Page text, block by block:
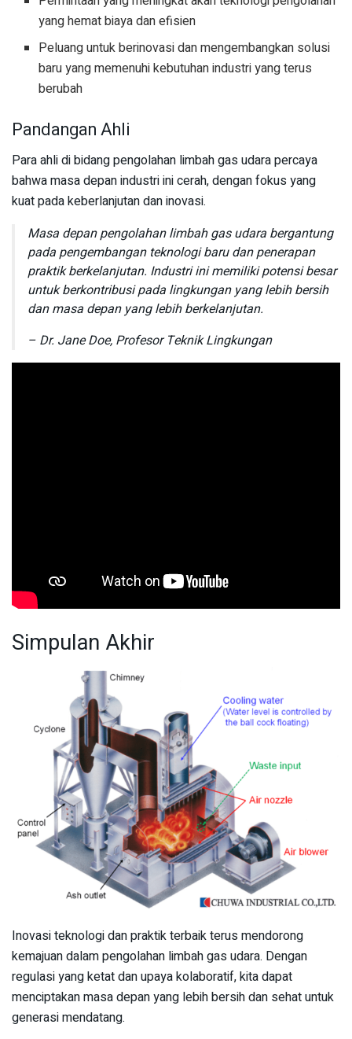
yang hemat biaya dan efisien
Peluang untuk berinovasi dan mengembangkan solusi
baru yang memenuhi kebutuhan industri yang terus
berubah
Pandangan Ahli
Para ahli di bidang pengolahan limbah gas udara percaya
bahwa masa depan industri ini cerah, dengan fokus yang
kuat pada keberlanjutan dan inovasi.
Masa depan pengolahan limbah gas udara bergantung
pada pengembangan teknologi baru dan penerapan
praktik berkelanjutan. Industri ini memiliki potensi besar
untuk berkontribusi pada lingkungan yang lebih bersih
dan masa depan yang lebih berkelanjutan.
– Dr. Jane Doe, Profesor Teknik Lingkungan
Simpulan Akhir
Inovasi teknologi dan praktik terbaik terus mendorong
kemajuan dalam pengolahan limbah gas udara. Dengan
regulasi yang ketat dan upaya kolaboratif, kita dapat
menciptakan masa depan yang lebih bersih dan sehat untuk
generasi mendatang.